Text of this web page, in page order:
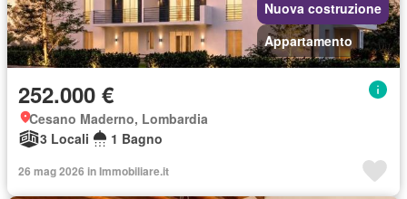
Nuova costruzione
Appartamento
252.000 €
Cesano Maderno, Lombardia
3 Locali
1 Bagno
26 mag 2026 in Immobiliare.it